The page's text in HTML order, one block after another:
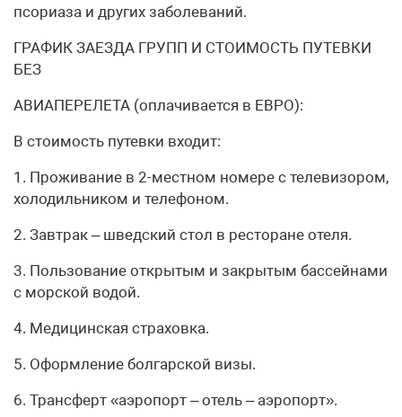
псориаза и других заболеваний.
ГРАФИК ЗАЕЗДА ГРУПП И СТОИМОСТЬ ПУТЕВКИ
БЕЗ
АВИАПЕРЕЛЕТА (оплачивается в ЕВРО):
В стоимость путевки входит:
1. Проживание в 2-местном номере с телевизором,
холодильником и телефоном.
2. Завтрак – шведский стол в ресторане отеля.
3. Пользование открытым и закрытым бассейнами
с морской водой.
4. Медицинская страховка.
5. Оформление болгарской визы.
6. Трансферт «аэропорт – отель – аэропорт».